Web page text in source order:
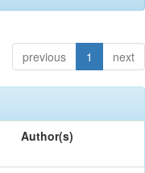
previous 1 next
Author(s)